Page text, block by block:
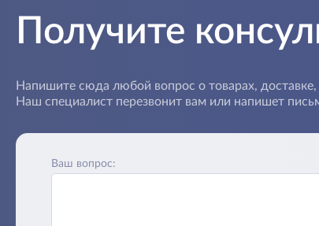
Получите
Напишите сюда любой вопрос о товарах, доставке,
Наш специалист перезвонит вам или напишет
Ваш вопрос: